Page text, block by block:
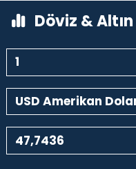
Döviz &